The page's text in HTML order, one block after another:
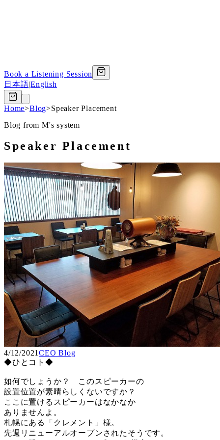
Book a Listening Session
日本語|English
Home>Blog>Speaker Placement
Blog from M's system
Speaker Placement
4/12/2021CEO Blog
◆ひとコト◆
如何でしょうか？ このスピーカーの
設置位置が素晴らしくないですか？
ここに置けるスピーカーはなかなか
ありませんよ。
札幌にある「クレメント」様。
先週リニューアルオープンされたそうです。